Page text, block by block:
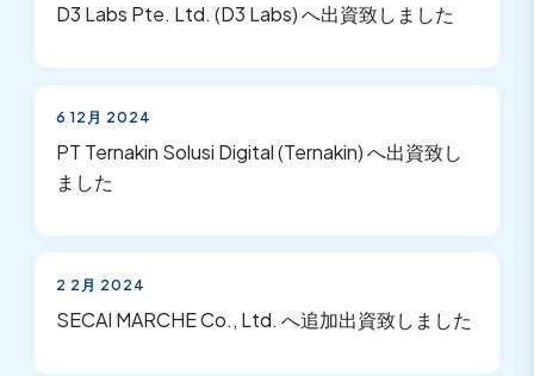
D3 Labs Pte. Ltd. (D3 Labs) へ出資致しました
6 12月 2024
PT Ternakin Solusi Digital (Ternakin) へ出資致し
ました
2 2月 2024
SECAI MARCHE Co., Ltd. へ追加出資致しました